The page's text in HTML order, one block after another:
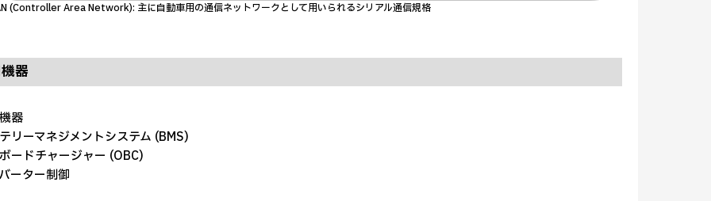
(Controller Area Network): 主に自動車用の通信ネットワークとして用いられるシリアル通信規格
器
器
リーマネジメントシステム (BMS)
ードチャージャー (OBC)
ーター制御